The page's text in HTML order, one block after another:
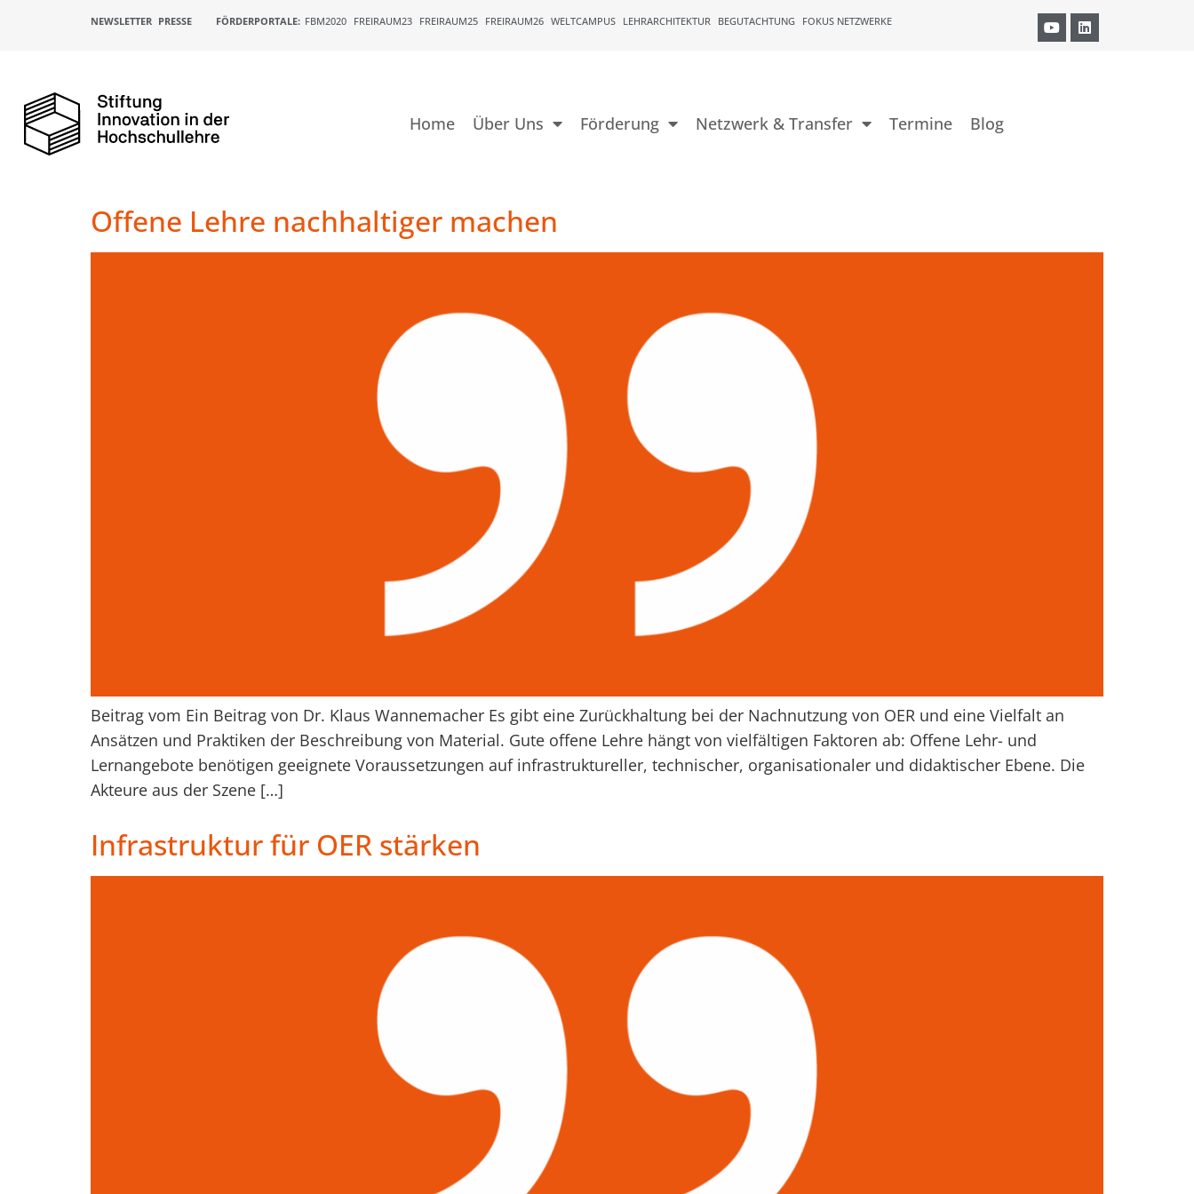
NEWSLETTER PRESSE FÖRDERPORTALE: FBM2020 FREIRAUM23 FREIRAUM25 FREIRAUM26 WELTCAMPUS LEHRARCHITEKTUR BEGUTACHTUNG FOKUS NETZWERKE
Home Über Uns Förderung Netzwerk & Transfer Termine Blog
Offene Lehre nachhaltiger machen
Beitrag vom Ein Beitrag von Dr. Klaus Wannemacher Es gibt eine Zurückhaltung bei der Nachnutzung von OER und eine Vielfalt an
Ansätzen und Praktiken der Beschreibung von Material. Gute offene Lehre hängt von vielfältigen Faktoren ab: Offene Lehr- und
Lernangebote benötigen geeignete Voraussetzungen auf infrastruktureller, technischer, organisationaler und didaktischer Ebene. Die
Akteure aus der Szene […]
Infrastruktur für OER stärken